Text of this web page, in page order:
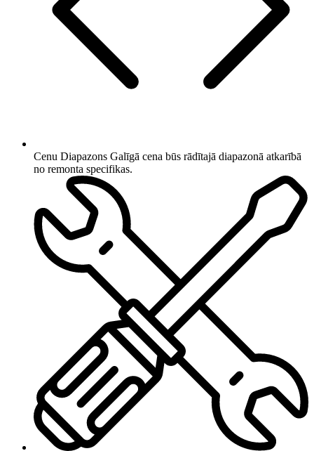
Cenu Diapazons Galīgā cena būs rādītajā diapazonā atkarībā
no remonta specifikas.